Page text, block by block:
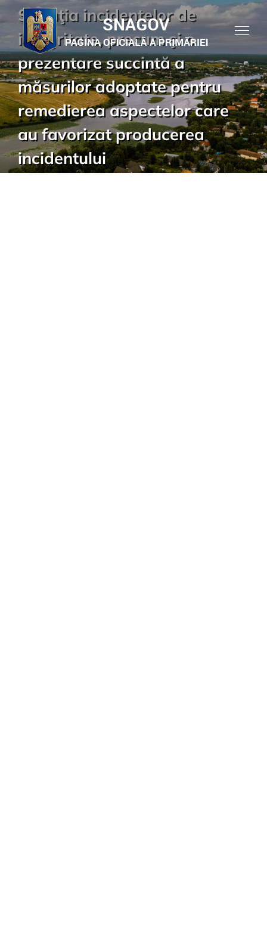
content
Situaţia incidentelor de
integritate, precum şi o
prezentare succintă a
măsurilor adoptate pentru
remedierea aspectelor care
au favorizat producerea
incidentului